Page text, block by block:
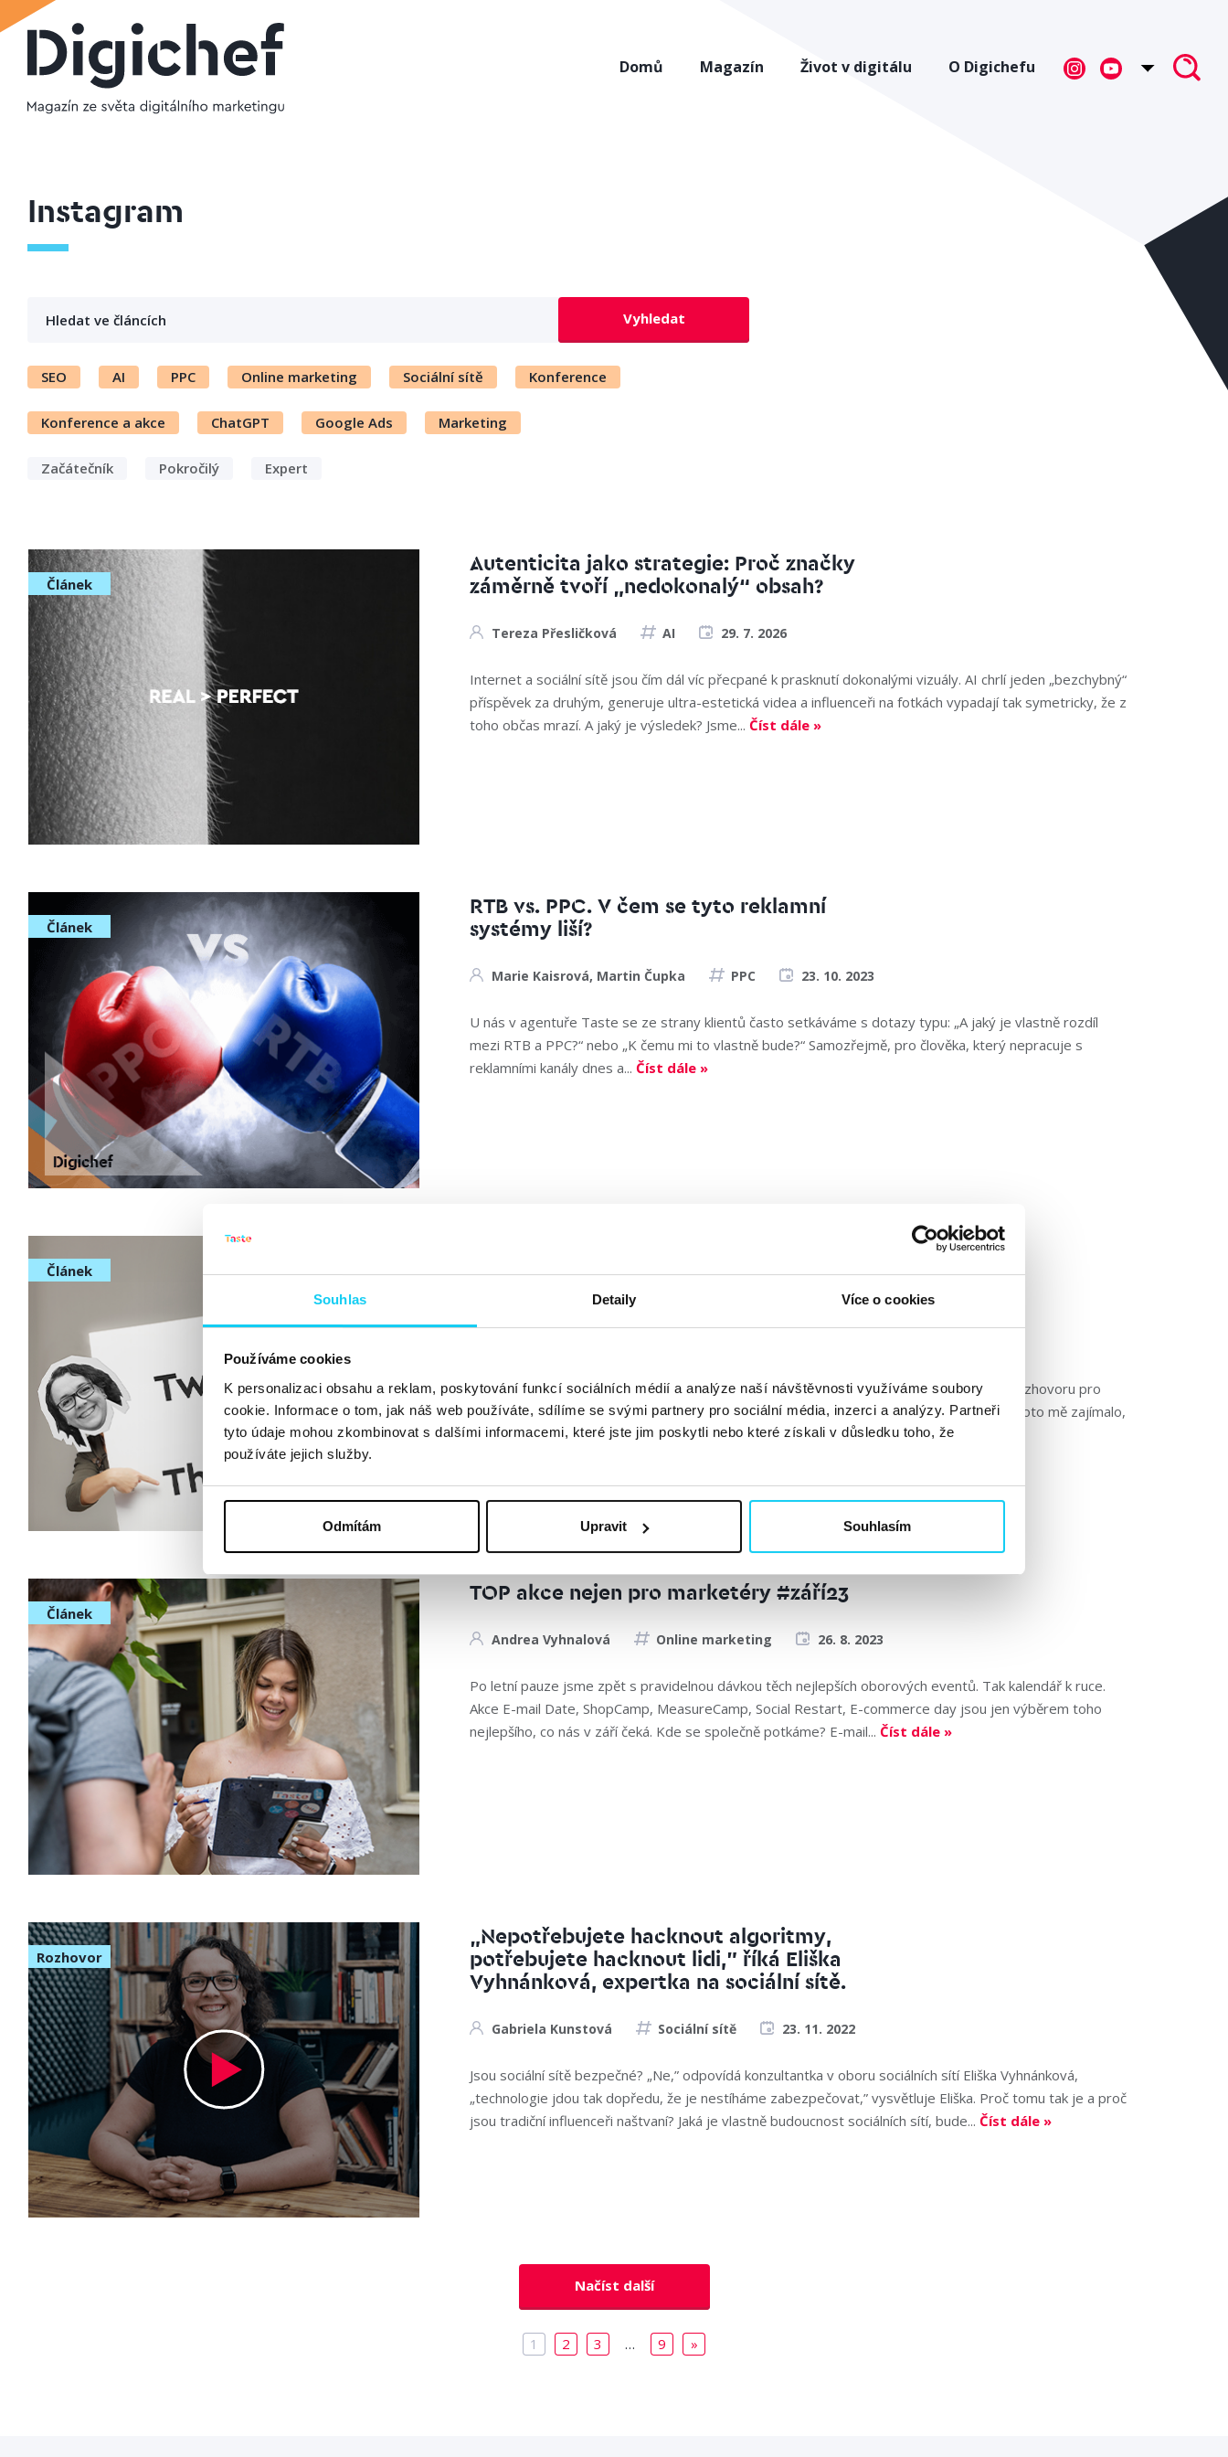
Souhlas Detaily Více o cookies
Používáme cookies
K personalizaci obsahu a reklam, poskytování funkcí sociálních médií a analýze naší návštěvnosti využíváme soubory
cookie. Informace o tom, jak náš web používáte, sdílíme se svými partnery pro sociální média, inzerci a analýzy. Partneři
tyto údaje mohou zkombinovat s dalšími informacemi, které jste jim poskytli nebo které získali v důsledku toho, že
používáte jejich služby.
Odmítám Upravit Souhlasím
Domů Magazín Život v digitálu O Digichefu
Instagram
Vyhledat
SEO AI PPC Online marketing Sociální sítě Konference
Konference a akce ChatGPT Google Ads Marketing
Začátečník Pokročilý Expert
Článek
Autenticita jako strategie: Proč značky
záměrně tvoří „nedokonalý“ obsah?
Tereza Přesličková AI 29. 7. 2026
Internet a sociální sítě jsou čím dál víc přecpané k prasknutí dokonalými vizuály. AI chrlí jeden „bezchybný“
příspěvek za druhým, generuje ultra-estetická videa a influenceři na fotkách vypadají tak symetricky, že z
toho občas mrazí. A jaký je výsledek? Jsme... Číst dále »
Článek
RTB vs. PPC. V čem se tyto reklamní
systémy liší?
Marie Kaisrová, Martin Čupka PPC 23. 10. 2023
U nás v agentuře Taste se ze strany klientů často setkáváme s dotazy typu: „A jaký je vlastně rozdíl
mezi RTB a PPC?“ nebo „K čemu mi to vlastně bude?“ Samozřejmě, pro člověka, který nepracuje s
reklamními kanály dnes a... Číst dále »
Článek
první,” říká Eliška Vyhnánková, expertka
na sociální sítě.
„Twitter je má nejoblíbenější sociální síť,“ řekla Eliška Vyhnánková v našem předchozím rozhovoru pro
Digichef. Bylo to před rokem. A od té doby je všechno s Twittrem jinak. Včetně názvu. Proto mě zajímalo,
jak současnou tvář Twitteru, i souboj s...Číst dále »
Článek
TOP akce nejen pro marketéry #září23
Andrea Vyhnalová Online marketing 26. 8. 2023
Po letní pauze jsme zpět s pravidelnou dávkou těch nejlepších oborových eventů. Tak kalendář k ruce.
Akce E-mail Date, ShopCamp, MeasureCamp, Social Restart, E-commerce day jsou jen výběrem toho
nejlepšího, co nás v září čeká. Kde se společně potkáme? E-mail... Číst dále »
Rozhovor
„Nepotřebujete hacknout algoritmy,
potřebujete hacknout lidi,” říká Eliška
Vyhnánková, expertka na sociální sítě.
Gabriela Kunstová Sociální sítě 23. 11. 2022
Jsou sociální sítě bezpečné? „Ne,” odpovídá konzultantka v oboru sociálních sítí Eliška Vyhnánková,
„technologie jdou tak dopředu, že je nestíháme zabezpečovat,” vysvětluje Eliška. Proč tomu tak je a proč
jsou tradiční influenceři naštvaní? Jaká je vlastně budoucnost sociálních sítí, bude... Číst dále »
Načíst další
1 2 3 … 9 »